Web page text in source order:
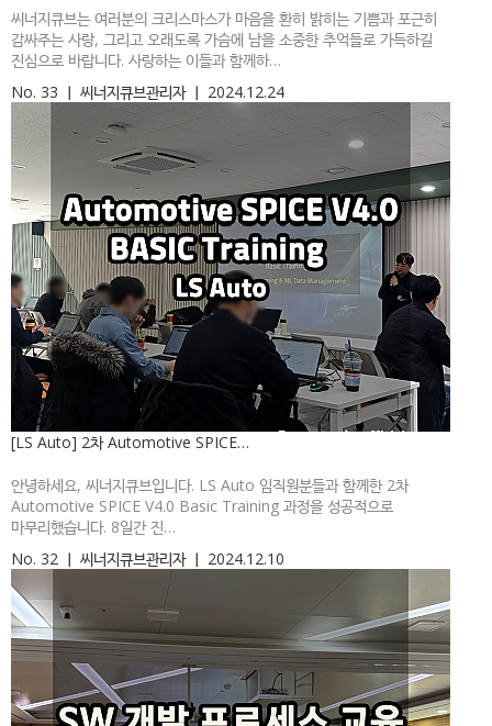
씨너지큐브는 여러분의 크리스마스가 마음을 환히 밝히는 기쁨과 포근히
감싸주는 사랑, 그리고 오래도록 가슴에 남을 소중한 추억들로 가득하길
진심으로 바랍니다. 사랑하는 이들과 함께하…
No. 33 ㅣ 씨너지큐브관리자ㅣ 2024.12.24
[LS Auto] 2차 Automotive SPICE…
안녕하세요, 씨너지큐브입니다. LS Auto 임직원분들과 함께한 2차
Automotive SPICE V4.0 Basic Training 과정을 성공적으로
마무리했습니다. 8일간 진…
No. 32 ㅣ 씨너지큐브관리자ㅣ 2024.12.10